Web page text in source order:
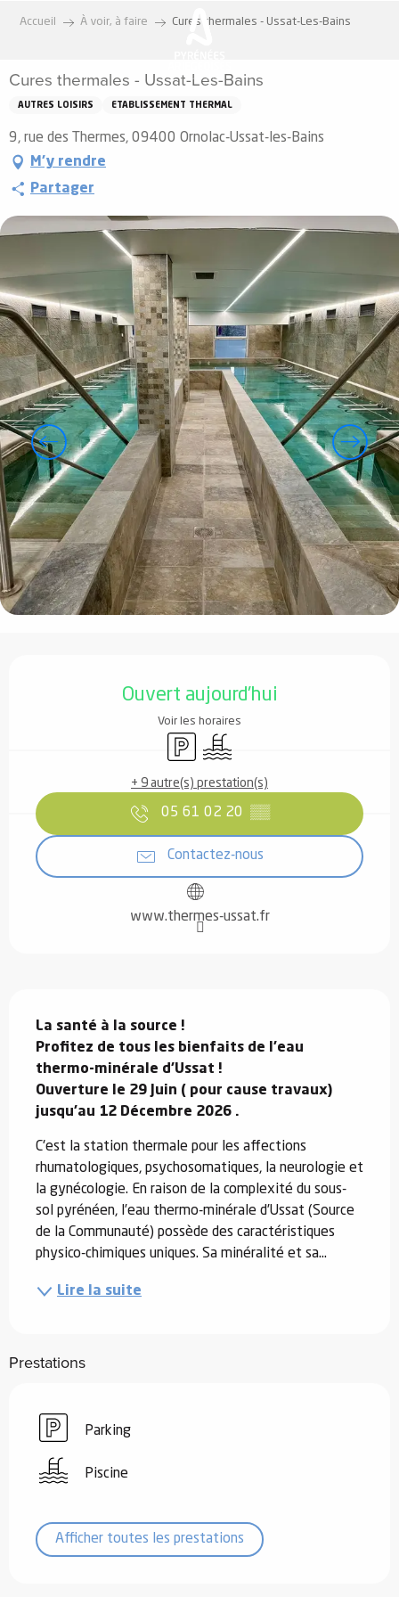
principal
Accueil À voir, à faire Cures thermales - Ussat-Les-Bains
Cures thermales - Ussat-Les-Bains
AUTRES LOISIRS ETABLISSEMENT THERMAL
9, rue des Thermes, 09400 Ornolac-Ussat-les-Bains
M'y rendre
Partager
Ouvert aujourd'hui
Voir les horaires
Parking Piscine
+ 9 autre(s) prestation(s)
05 61 02 20 ▒▒
Contactez-nous
www.thermes-ussat.fr
La santé à la source !
Profitez de tous les bienfaits de l'eau
thermo-minérale d'Ussat !
Ouverture le 29 Juin ( pour cause travaux)
jusqu'au 12 Décembre 2026 .
C'est la station thermale pour les affections
rhumatologiques, psychosomatiques, la neurologie et
la gynécologie. En raison de la complexité du sous-
sol pyrénéen, l’eau thermo-minérale d’Ussat (Source
de la Communauté) possède des caractéristiques
physico-chimiques uniques. Sa minéralité et sa...
Lire la suite
Prestations
Parking
Piscine
Afficher toutes les prestations